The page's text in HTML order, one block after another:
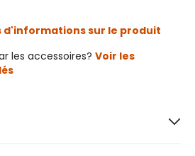
d'informations sur le produit
les accessoires? Voir les